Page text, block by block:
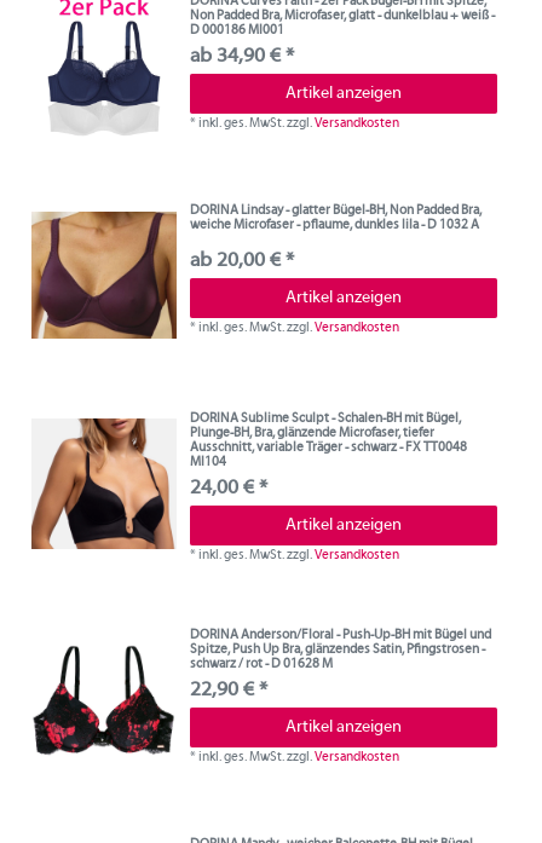
Non Padded Bra, Microfaser, glatt - dunkelblau + weiß -
D 000186 MI001
ab 34,90 € *
Artikel anzeigen
*inkl. ges. MwSt.zzgl.Versandkosten
DORINA Lindsay - glatter Bügel-BH, Non Padded Bra,
weiche Microfaser - pflaume, dunkles lila - D 1032 A
ab 20,00 € *
Artikel anzeigen
*inkl. ges. MwSt.zzgl.Versandkosten
DORINA Sublime Sculpt - Schalen-BH mit Bügel,
Plunge-BH, Bra, glänzende Microfaser, tiefer
Ausschnitt, variable Träger - schwarz - FX TT0048
MI104
24,00 € *
Artikel anzeigen
*inkl. ges. MwSt.zzgl.Versandkosten
DORINA Anderson/Floral - Push-Up-BH mit Bügel und
Spitze, Push Up Bra, glänzendes Satin, Pfingstrosen -
schwarz / rot - D 01628 M
22,90 € *
Artikel anzeigen
*inkl. ges. MwSt.zzgl.Versandkosten